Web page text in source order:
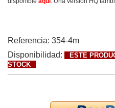
Referencia: 354-4m
Disponibilidad:
ESTE
STOCK